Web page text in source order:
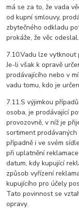
má se za to, že vada
od kupní smlouvy,
zbytečného odkladu
prokáže, že věc odeslal.
7.10.Vadu lze
Je-li však k opravě
prodávajícího nebo v
vadu tomu, kdo je
7.11.S výjimkou
osoba, je prodávající
provozovně, v níž je
sortiment
případně i ve svém
při uplatnění
datum, kdy kupující
způsob vyřízení
kupujícího pro účely
Tato povinnost se
opravy.